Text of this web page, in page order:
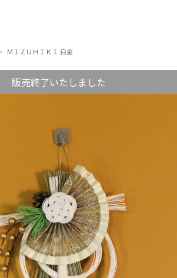
> ＭＩＺＵＨＩＫＩ 白金
販売終了いたしました